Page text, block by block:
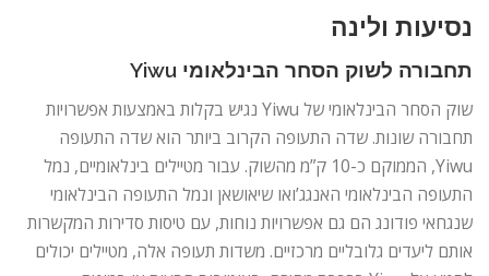
נסיעות ולינה
תחבורה לשוק הסחר הבינלאומי Yiwu
שוק הסחר הבינלאומי של Yiwu נגיש בקלות באמצעות אפשרויות
תחבורה שונות. שדה התעופה הקרוב ביותר הוא שדה התעופה
Yiwu, הממוקם כ-10 ק”מ מהשוק. עבור מטיילים בינלאומיים, נמל
התעופה הבינלאומי האנגג’ואו שיאושאן ונמל התעופה הבינלאומי
שנגחאי פודונג הם גם אפשרויות נוחות, עם טיסות סדירות המקשרות
אותם ליעדים גלובליים מרכזיים. משדות תעופה אלה, מטיילים יכולים